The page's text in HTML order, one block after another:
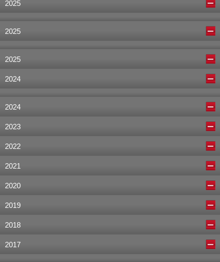
2025
2025
2025
2024
2024
2023
2022
2021
2020
2019
2018
2017